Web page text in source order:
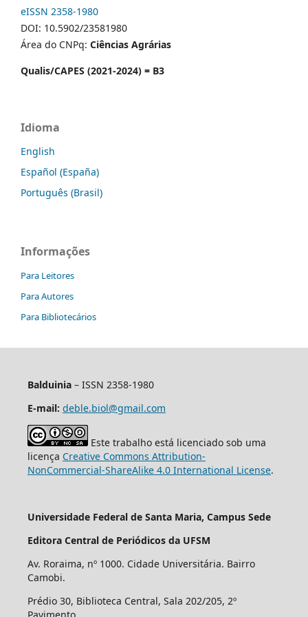
eISSN 2358-1980
DOI: 10.5902/23581980
Área do CNPq: Ciências Agrárias
Qualis/CAPES (2021-2024) = B3
Idioma
English
Español (España)
Português (Brasil)
Informações
Para Leitores
Para Autores
Para Bibliotecários
Balduinia – ISSN 2358-1980
E-mail: deble.biol@gmail.com
Este trabalho está licenciado sob uma
licença Creative Commons Attribution-
NonCommercial-ShareAlike 4.0 International License.
Universidade Federal de Santa Maria, Campus Sede
Editora Central de Periódicos da UFSM
Av. Roraima, nº 1000. Cidade Universitária. Bairro
Camobi.
Prédio 30, Biblioteca Central, Sala 202/205, 2º
Pavimento.